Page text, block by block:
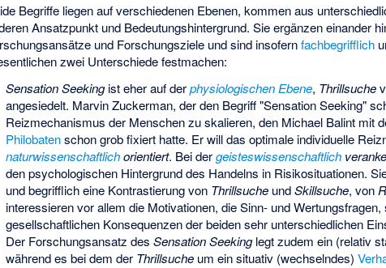
Begriffe liegen auf verschiedenen Ebenen, kommen aus
Ansatzpunkt und Bedeutungshintergrund. Sie ergänzen einander
und Forschungsziele und sind insofernfachbegrifflich
zwei Unterschiede festmachen:
Sensation Seekingist eher auf derphysiologischen Ebene, Thrillsuche
angesiedelt. Marvin Zuckerman, der den Begriff "Sensation Seeking"
Reizmechanismus der Menschen zu skalieren, den Michael Balint mit
Philobatenschon grob fixiert hatte. Er will das optimale individuelle
naturwissenschaftlichorientiert. Bei dergeisteswissenschaftlich
den psychologischen Hintergrund des Handelns in Risikosituationen.
und begrifflich eine Kontrastierung von ThrillsucheundSkillsuche, von
interessieren vor allem die Motivationen, die Sinn- und
gesellschaftlichen Konsequenzen der beiden sehr unterschiedlichen
Der Forschungsansatz des Sensation Seekinglegt zudem ein (relativ
während es bei dem der Thrillsucheum ein situativ (wechselndes)